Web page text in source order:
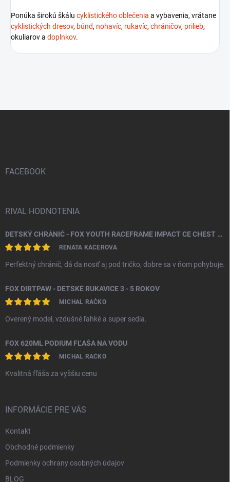
Ponúka širokú škálu cyklistického oblečenia a vybavenia, vrátane
cyklistických dresov, búnd, nohavíc, rukavíc, chráničov, prilieb,
okuliarov a doplnkov.
FACEBOOK
RIVAL HODNOTENIA
DETSKÝ CHRÁNIČ - FOX YOUTH RACEFRAME IMPACT CE CHEST GUARD
RENÁTA KÁČEROVÁ
Perfektný chránič, dá da nosiť aj pod tričko, dobre sa v ňom pohybuje.
FOX DIRTPAW - DETSKÉ RUKAVICE 3 - 5 ROKOV
MICHAL RAČKO
Overený model, vzdušné ľahké a super sedia.
FOX 620ML PODIUM FĽAŠA NA VODU
MICHAL RAČKO
Kvalitná fľáša za vyššiu cenu
INFORMÁCIE PRE VÁS
Kontakt
Obchodné podmienky
Podmienky ochrany osobných údajov
BLOG